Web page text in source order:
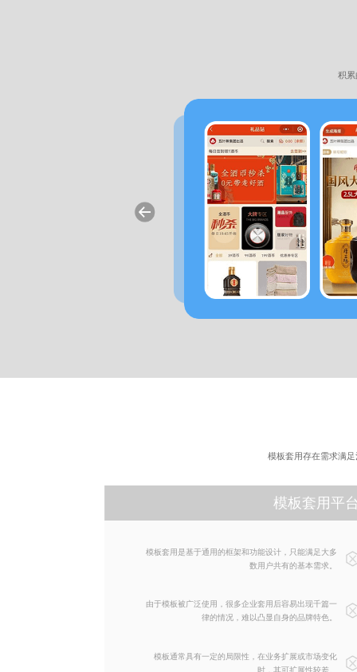
积累
序，活动背景聚焦于满足母婴消费群
播预告锁定商品、秒杀抢购超值优
模板套用存在需求满
模板套用平
模板套用是基于通用的框架和功能设计，只能满足大多
数用户共有的基本需求。
由于模板被广泛使用，很多企业套用后容易出现千篇一
律的情况，难以凸显自身的品牌特色。
模板通常具有一定的局限性，在业务扩展或市场变化
时，其可扩展性较差。